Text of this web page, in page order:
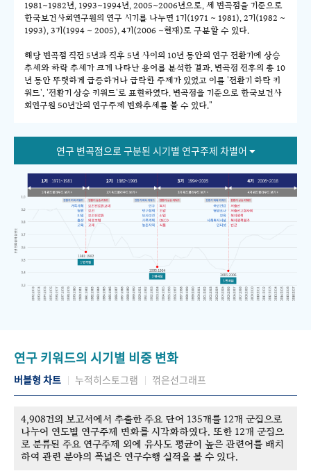
1981~1982년, 1993~1994년, 2005~2006년으로, 세 변곡점을 기준으로
한국보건사회연구원의 연구 시기를 나누면 1기(1971 ~ 1981), 2기(1982 ~
1993), 3기(1994 ~ 2005), 4기(2006 ~현재)로 구분할 수 있다.
해당 변곡점 직전 5년과 직후 5년 사이의 10년 동안의 연구 전환기에 상승
추세와 하락 추세가 크게 나타난 용어를 분석한 결과, 변곡점 전후의 총 10
년 동안 뚜렷하게 급증하거나 급락한 주제가 있었고 이를 '전환기 하락 키
워드', '전환기 상승 키워드'로 표현하였다. 변곡점을 기준으로 한국보건사
회연구원 50년간의 연구주제 변화추세를 볼 수 있다."
연구 변곡점으로 구분된 시기별 연구주제 차별어
연구 키워드의 시기별 비중 변화
버블형 차트 누적히스토그램 꺾은선그래프
4,908건의 보고서에서 추출한 주요 단어 135개를 12개 군집으로
나누어 연도별 연구주제 변화를 시각화하였다. 또한 12개 군집으
로 분류된 주요 연구주제 외에 유사도 평균이 높은 관련어를 배치
하여 관련 분야의 폭넓은 연구수행 실적을 볼 수 있다.